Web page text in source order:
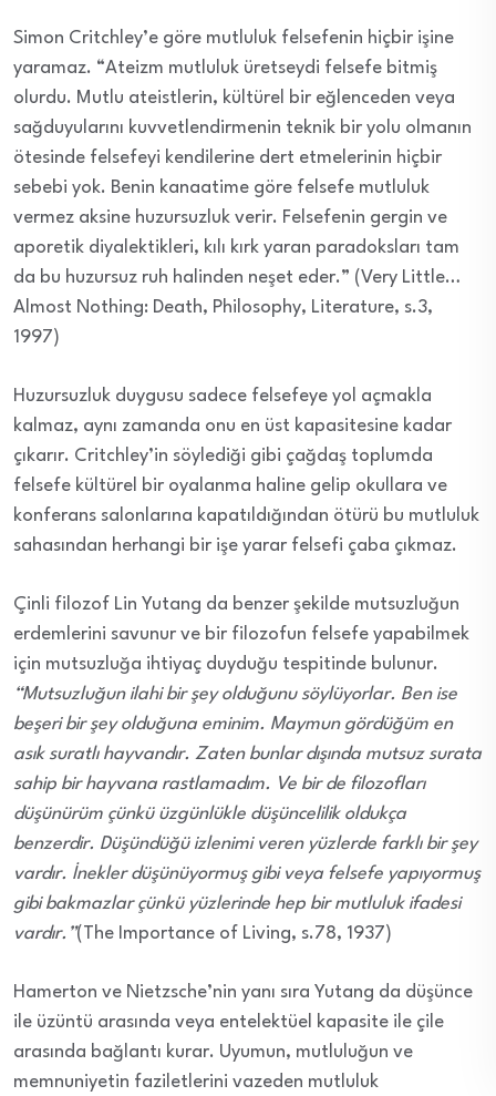
Simon Critchley’e göre mutluluk felsefenin hiçbir işine
yaramaz. “Ateizm mutluluk üretseydi felsefe bitmiş
olurdu. Mutlu ateistlerin, kültürel bir eğlenceden veya
sağduyularını kuvvetlendirmenin teknik bir yolu olmanın
ötesinde felsefeyi kendilerine dert etmelerinin hiçbir
sebebi yok. Benin kanaatime göre felsefe mutluluk
vermez aksine huzursuzluk verir. Felsefenin gergin ve
aporetik diyalektikleri, kılı kırk yaran paradoksları tam
da bu huzursuz ruh halinden neşet eder.” (Very Little…
Almost Nothing: Death, Philosophy, Literature, s.3,
1997)
Huzursuzluk duygusu sadece felsefeye yol açmakla
kalmaz, aynı zamanda onu en üst kapasitesine kadar
çıkarır. Critchley’in söylediği gibi çağdaş toplumda
felsefe kültürel bir oyalanma haline gelip okullara ve
konferans salonlarına kapatıldığından ötürü bu mutluluk
sahasından herhangi bir işe yarar felsefi çaba çıkmaz.
Çinli filozof Lin Yutang da benzer şekilde mutsuzluğun
erdemlerini savunur ve bir filozofun felsefe yapabilmek
için mutsuzluğa ihtiyaç duyduğu tespitinde bulunur.
“Mutsuzluğun ilahi bir şey olduğunu söylüyorlar. Ben ise
beşeri bir şey olduğuna eminim. Maymun gördüğüm en
asık suratlı hayvandır. Zaten bunlar dışında mutsuz surata
sahip bir hayvana rastlamadım. Ve bir de filozofları
düşünürüm çünkü üzgünlükle düşüncelilik oldukça
benzerdir. Düşündüğü izlenimi veren yüzlerde farklı bir şey
vardır. İnekler düşünüyormuş gibi veya felsefe yapıyormuş
gibi bakmazlar çünkü yüzlerinde hep bir mutluluk ifadesi
vardır.”(The Importance of Living, s.78, 1937)
Hamerton ve Nietzsche’nin yanı sıra Yutang da düşünce
ile üzüntü arasında veya entelektüel kapasite ile çile
arasında bağlantı kurar. Uyumun, mutluluğun ve
memnuniyetin faziletlerini vazeden mutluluk